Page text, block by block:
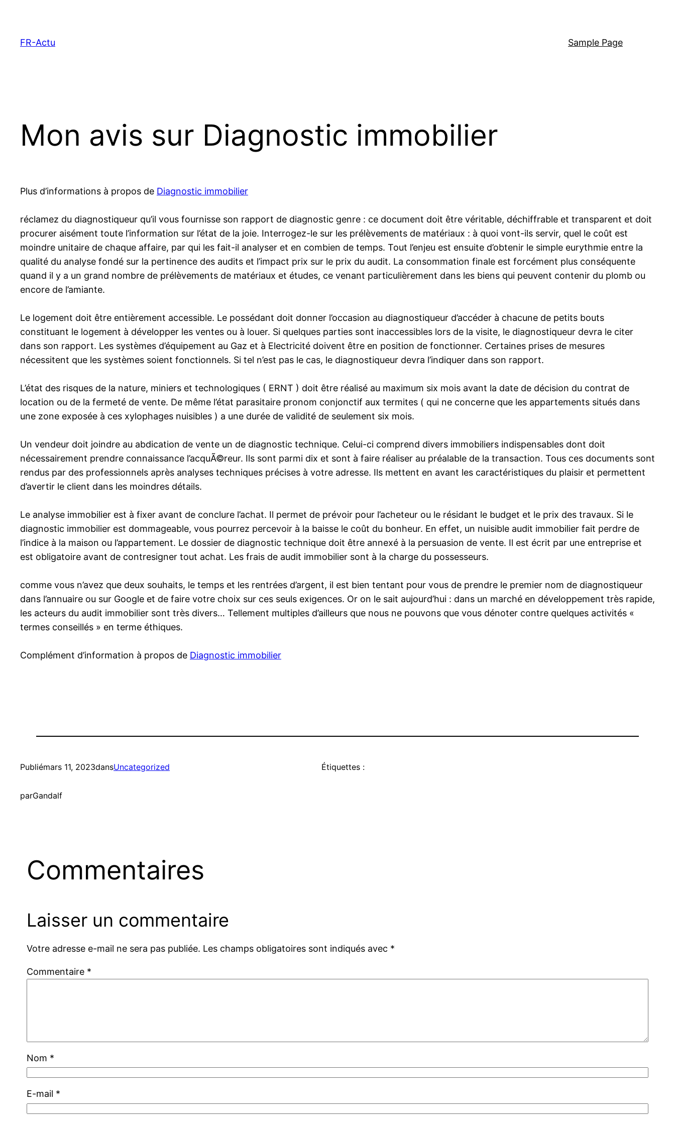
contenu
FR-Actu Sample Page
Mon avis sur Diagnostic immobilier
Plus d’informations à propos de Diagnostic immobilier
réclamez du diagnostiqueur qu’il vous fournisse son rapport de diagnostic genre : ce document doit être véritable, déchiffrable et transparent et doit
procurer aisément toute l’information sur l’état de la joie. Interrogez-le sur les prélèvements de matériaux : à quoi vont-ils servir, quel le coût est
moindre unitaire de chaque affaire, par qui les fait-il analyser et en combien de temps. Tout l’enjeu est ensuite d’obtenir le simple eurythmie entre la
qualité du analyse fondé sur la pertinence des audits et l’impact prix sur le prix du audit. La consommation finale est forcément plus conséquente
quand il y a un grand nombre de prélèvements de matériaux et études, ce venant particulièrement dans les biens qui peuvent contenir du plomb ou
encore de l’amiante.
Le logement doit être entièrement accessible. Le possédant doit donner l’occasion au diagnostiqueur d’accéder à chacune de petits bouts
constituant le logement à développer les ventes ou à louer. Si quelques parties sont inaccessibles lors de la visite, le diagnostiqueur devra le citer
dans son rapport. Les systèmes d’équipement au Gaz et à Electricité doivent être en position de fonctionner. Certaines prises de mesures
nécessitent que les systèmes soient fonctionnels. Si tel n’est pas le cas, le diagnostiqueur devra l’indiquer dans son rapport.
L’état des risques de la nature, miniers et technologiques ( ERNT ) doit être réalisé au maximum six mois avant la date de décision du contrat de
location ou de la fermeté de vente. De même l’état parasitaire pronom conjonctif aux termites ( qui ne concerne que les appartements situés dans
une zone exposée à ces xylophages nuisibles ) a une durée de validité de seulement six mois.
Un vendeur doit joindre au abdication de vente un de diagnostic technique. Celui-ci comprend divers immobiliers indispensables dont doit
nécessairement prendre connaissance l’acquÃ©reur. Ils sont parmi dix et sont à faire réaliser au préalable de la transaction. Tous ces documents sont
rendus par des professionnels après analyses techniques précises à votre adresse. Ils mettent en avant les caractéristiques du plaisir et permettent
d’avertir le client dans les moindres détails.
Le analyse immobilier est à fixer avant de conclure l’achat. Il permet de prévoir pour l’acheteur ou le résidant le budget et le prix des travaux. Si le
diagnostic immobilier est dommageable, vous pourrez percevoir à la baisse le coût du bonheur. En effet, un nuisible audit immobilier fait perdre de
l’indice à la maison ou l’appartement. Le dossier de diagnostic technique doit être annexé à la persuasion de vente. Il est écrit par une entreprise et
est obligatoire avant de contresigner tout achat. Les frais de audit immobilier sont à la charge du possesseurs.
comme vous n’avez que deux souhaits, le temps et les rentrées d’argent, il est bien tentant pour vous de prendre le premier nom de diagnostiqueur
dans l’annuaire ou sur Google et de faire votre choix sur ces seuls exigences. Or on le sait aujourd’hui : dans un marché en développement très rapide,
les acteurs du audit immobilier sont très divers… Tellement multiples d’ailleurs que nous ne pouvons que vous dénoter contre quelques activités «
termes conseillés » en terme éthiques.
Complément d’information à propos de Diagnostic immobilier
Publiémars 11, 2023dansUncategorized
parGandalf
Étiquettes :
Commentaires
Laisser un commentaire
Votre adresse e-mail ne sera pas publiée. Les champs obligatoires sont indiqués avec *
Commentaire *
Nom *
E-mail *